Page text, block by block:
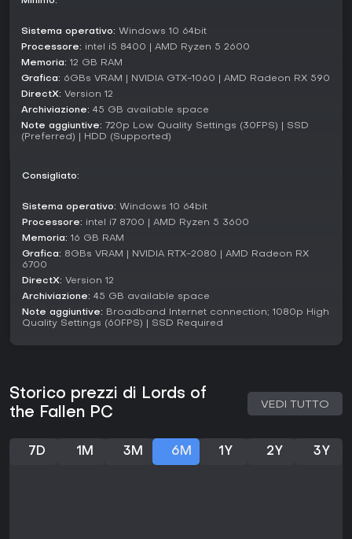
Dal lancio, il gioco ha ricevuto oltre 70 update, culminati
hanno rivoluzionato il combattimento per maggiore
reattività, bilanciato la difficoltà, aggiunto nuove questline e
migliorato le performance in generale.
Vale la pena giocarci?
Per i fan di action RPG sfidanti con elementi soulslike, offre
un valore notevole, specie dopo gli update estesi. I
feedback dei giocatori lodano l'atmosfera envolgente e il
combattimento affinato e le meccaniche a doppio mondo
residui. Se ami boss battle toste e esplorazione cooperativa,
è una scelta solida, soprattutto con il supporto continuo
verso un sequel in arrivo.
Sistema operativo: Windows 10 64bit
Processore: intel i5 8400 | AMD Ryzen 5 2600
Memoria: 12 GB RAM
Grafica: 6GBs VRAM | NVIDIA GTX-1060 | AMD Radeon RX 590
DirectX: Version 12
Archiviazione: 45 GB available space
Note aggiuntive: 720p Low Quality Settings (30FPS) | SSD
(Preferred) | HDD (Supported)
Consigliato:
Sistema operativo: Windows 10 64bit
Processore: intel i7 8700 | AMD Ryzen 5 3600
Memoria: 16 GB RAM
Grafica: 8GBs VRAM | NVIDIA RTX-2080 | AMD Radeon RX
6700
DirectX: Version 12
Archiviazione: 45 GB available space
Note aggiuntive: Broadband Internet connection; 1080p High
Quality Settings (60FPS) | SSD Required
Storico prezzi di Lords of
the Fallen PC
VEDI TUTTO
7D 1M 3M 6M 1Y 2Y 3Y